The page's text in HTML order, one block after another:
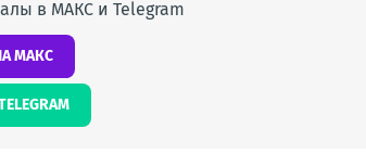
в МАКС и Telegram
МАКС